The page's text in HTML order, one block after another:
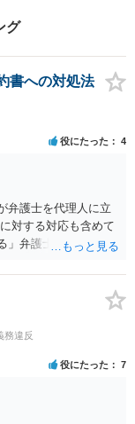
グ
書への対処法
役にたった 4
弁護士を代理人に立
対する対応も含めて
」弁護士（労働弁護
務違反
役にたった 7